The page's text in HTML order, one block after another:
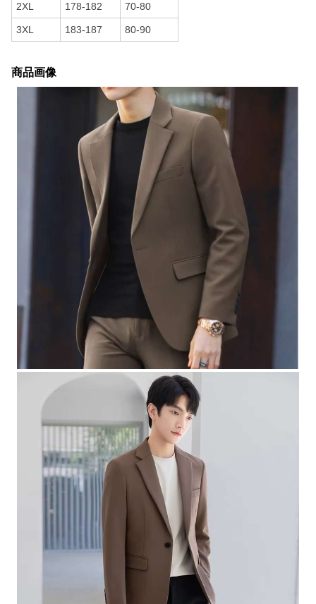
2XL 178-182 70-80
3XL 183-187 80-90
商品画像